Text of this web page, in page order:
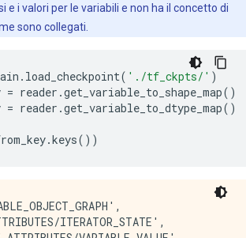
e i valori per le variabili e non ha il concetto di
sono collegati.
. load_checkpoint( './tf_ckpts/' )
= reader .get_variable_to_shape_map()
= reader .get_variable_to_dtype_map()
.keys())
ITERATOR_STATE',